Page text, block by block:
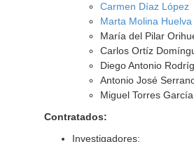
Carmen Díaz López
Marta Molina Huelva
María del Pilar
Carlos Ortíz
Diego Antonio
Antonio José
Miguel Torres García
Contratados:
Investigadores: